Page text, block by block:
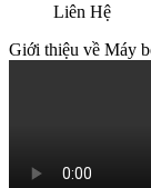
Liên Hệ
Giới thiệu về Máy